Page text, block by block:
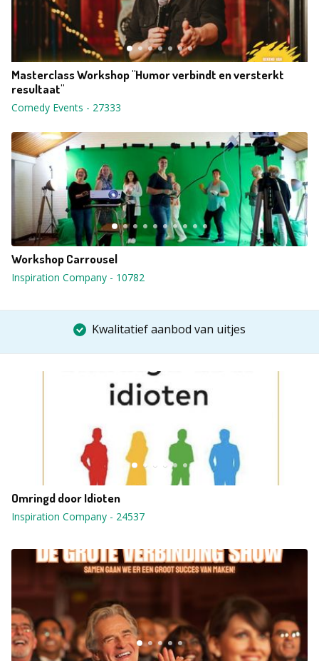
Masterclass Workshop "Humor verbindt en versterkt
resultaat"
Comedy Events - 27333
Workshop Carrousel
Inspiration Company - 10782
Kwalitatief aanbod van uitjes
Omringd door Idioten
Inspiration Company - 24537